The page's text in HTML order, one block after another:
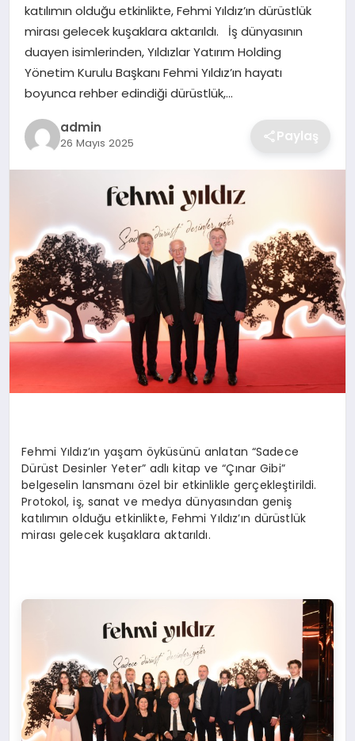
SPOR
TEKNOLOJI
YAŞAM
katılımın olduğu etkinlikte, Fehmi Yıldız’ın dürüstlük
mirası gelecek kuşaklara aktarıldı. İş dünyasının
duayen isimlerinden, Yıldızlar Yatırım Holding
Yönetim Kurulu Başkanı Fehmi Yıldız’ın hayatı
boyunca rehber edindiği dürüstlük,…
admin
26 Mayıs 2025 Paylaş
Fehmi Yıldız’ın yaşam öyküsünü anlatan “Sadece
Dürüst Desinler Yeter” adlı kitap ve “Çınar Gibi”
belgeselin lansmanı özel bir etkinlikle gerçekleştirildi.
Protokol, iş, sanat ve medya dünyasından geniş
katılımın olduğu etkinlikte, Fehmi Yıldız’ın dürüstlük
mirası gelecek kuşaklara aktarıldı.